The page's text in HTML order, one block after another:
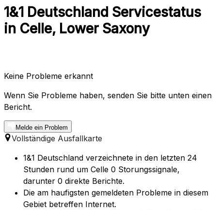
1&1 Deutschland Servicestatus
in Celle, Lower Saxony
Keine Probleme erkannt
Wenn Sie Probleme haben, senden Sie bitte unten einen
Bericht.
Melde ein Problem
Vollständige Ausfallkarte
1&1 Deutschland verzeichnete in den letzten 24
Stunden rund um Celle 0 Storungssignale,
darunter 0 direkte Berichte.
Die am haufigsten gemeldeten Probleme in diesem
Gebiet betreffen Internet.